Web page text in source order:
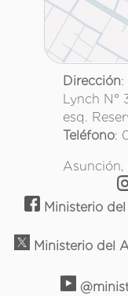
Dirección:
Lynch N°
esq.
Teléfono:
Asunción,
Ministerio del
Ministerio del